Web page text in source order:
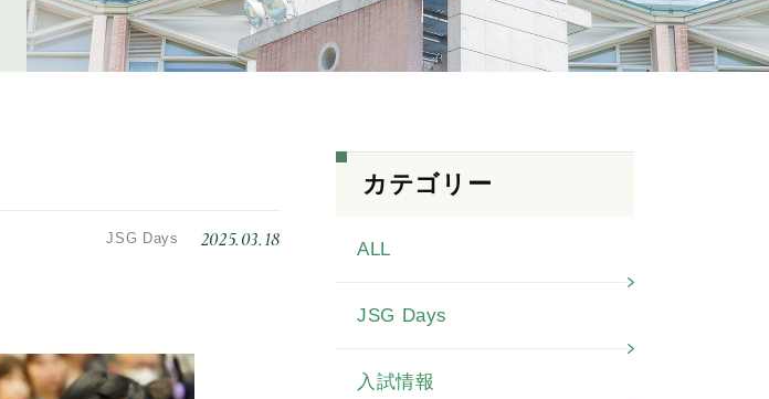
キャンパスマップ 防災
いて
JSGラーニングセンター
生徒会活動 クラブ活動
入試Q＆A
JSG Days 2025.03.18
カテゴリー
ALL
JSG Days
入試情報